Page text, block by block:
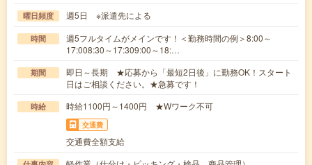
曜日頻度 週5日 ※派遣先による
時間
週5フルタイムがメインです！＜勤務時間の例＞8:00～
17:008:30～17:309:00～18:…
期間
即日～長期 ★応募から「最短2日後」に勤務OK！スタート
日はご相談ください。★急募です！
時給 時給1100円～1400円 ★Wワーク不可
交通費
交通費全額支給